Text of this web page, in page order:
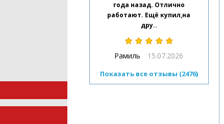
года назад. Отлично
работают. Ещё купил,на
дру..
Рамиль 15.07.2026
Показать все отзывы (2476)